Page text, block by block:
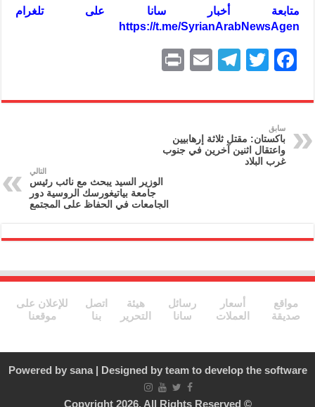
متابعة أخبار سانا على تلغرام
https://t.me/SyrianArabNewsAgen
F
c
e
b
o
T
itt
er
T
e
gr
a
E
ai
l
nt
سابق
باكستان: مقتل ثلاثة إرهابيين
واعتقال اثنين آخرين في جنوب
غرب البلاد
التالي
الوزير السيد يبحث مع نائب رئيس
جامعة بياتيغورسك الروسية ‏دور
الجامعات في الحفاظ على المجتمع
مواقع
صديقة
أسعار
العملات
رسائل
سانا
هيئة
التحرير
اتصل
بنا
للإعلان على
موقعنا
Powered by sana| Designed by team to develop the software
© Copyright 2026, All Rights Reserved